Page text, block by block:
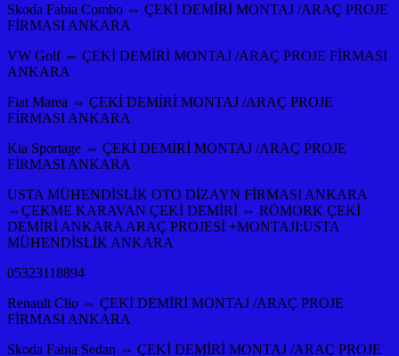
Skoda Fabia Combo ⇔ ÇEKİ DEMİRİ MONTAJ /ARAÇ PROJE
FİRMASI ANKARA
VW Golf ⇔ ÇEKİ DEMİRİ MONTAJ /ARAÇ PROJE FİRMASI
ANKARA
Fiat Marea ⇔ ÇEKİ DEMİRİ MONTAJ /ARAÇ PROJE
FİRMASI ANKARA
Kia Sportage ⇔ ÇEKİ DEMİRİ MONTAJ /ARAÇ PROJE
FİRMASI ANKARA
USTA MÜHENDİSLİK OTO DİZAYN FİRMASI ANKARA
⇔ÇEKME KARAVAN ÇEKİ DEMİRİ ⇔ RÖMORK ÇEKİ
DEMİRİ ANKARA ARAÇ PROJESİ +MONTAJI:USTA
MÜHENDİSLİK ANKARA
05323118894
Renault Clio ⇔ ÇEKİ DEMİRİ MONTAJ /ARAÇ PROJE
FİRMASI ANKARA
Skoda Fabia Sedan ⇔ ÇEKİ DEMİRİ MONTAJ /ARAÇ PROJE